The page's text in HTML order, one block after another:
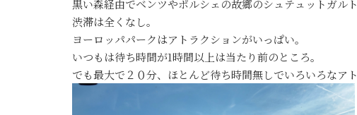
黒い森経由でベンツやポルシェの故郷のシュテュットガル
渋滞は全くなし。
ヨーロッパパークはアトラクションがいっぱい。
いつもは待ち時間が1時間以上は当たり前のところ。
でも最大で２０分、ほとんど待ち時間無しでいろいろなア